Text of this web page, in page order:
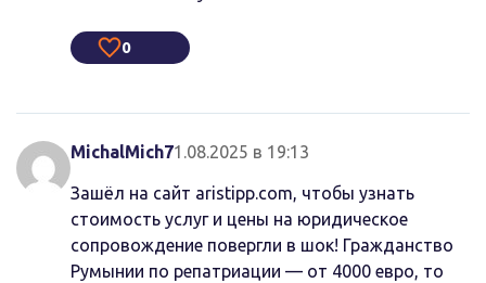
0
MichalMich71.08.2025 в 19:13
Зашёл на сайт aristipp.com, чтобы узнать
стоимость услуг и цены на юридическое
сопровождение повергли в шок! Гражданство
Румынии по репатриации — от 4000 евро, то